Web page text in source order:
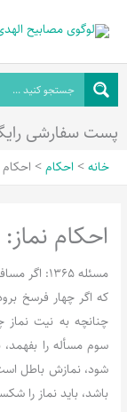
محتوا
پست سفارشی رایگان
خانه احکام احکام
احکام نماز:
مسئله
که اگر چهار فرسخ
چنانچه به نیت
سوم مسأله را بفهمد،
شود، نمازش باطل
باشد، باید نماز را